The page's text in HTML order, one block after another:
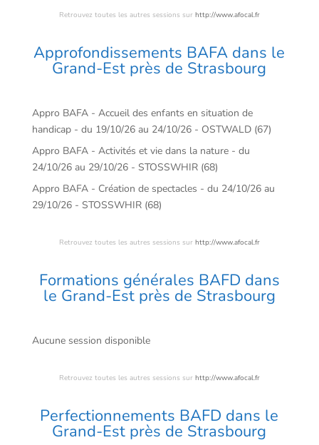
Retrouvez toutes les autres sessions sur http://www.afocal.fr
Approfondissements BAFA dans le
Grand-Est près de Strasbourg
Appro BAFA - Accueil des enfants en situation de
handicap - du 19/10/26 au 24/10/26 - OSTWALD (67)
Appro BAFA - Activités et vie dans la nature - du
24/10/26 au 29/10/26 - STOSSWHIR (68)
Appro BAFA - Création de spectacles - du 24/10/26 au
29/10/26 - STOSSWHIR (68)
Retrouvez toutes les autres sessions sur http://www.afocal.fr
Formations générales BAFD dans
le Grand-Est près de Strasbourg
Aucune session disponible
Retrouvez toutes les autres sessions sur http://www.afocal.fr
Perfectionnements BAFD dans le
Grand-Est près de Strasbourg